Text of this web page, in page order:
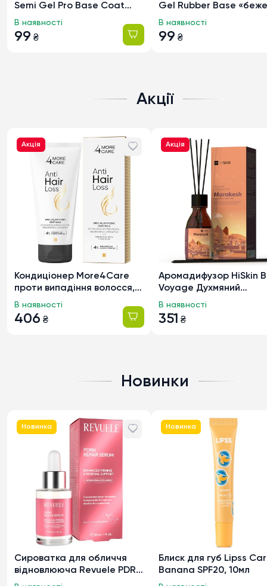
Semi Gel Pro Base Coat
Extreme «прозора» 800,
8мл
99 ₴
В наявності
Gel Rubber Base
емаль» 1039, 8мл
99 ₴
В наявності
Акції
Акція
Кондиціонер More4Care
проти випадіння волосся,
200мл
406 ₴
В наявності
Акція
Аромадифузор HiSkin
Voyage Духмяний
Marakesh, 80мл
351 ₴
В наявності
Новинки
Новинка
Cироватка для обличчя
відновлююча Revuele PDRN
Repair Serum, 30мл
Новинка
Блиск для губ Lipss
Banana SPF20, 10мл